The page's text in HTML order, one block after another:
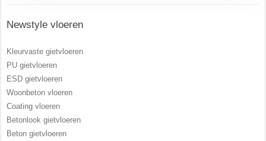
Newstyle vloeren
Kleurvaste gietvloeren
PU gietvloeren
ESD gietvloeren
Woonbeton vloeren
Coating vloeren
Betonlook gietvloeren
Beton gietvloeren